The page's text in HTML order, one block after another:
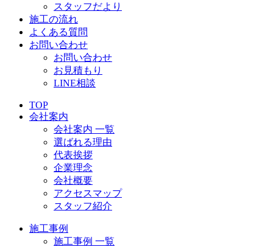
スタッフだより
施工の流れ
よくある質問
お問い合わせ
お問い合わせ
お見積もり
LINE相談
TOP
会社案内
会社案内 一覧
選ばれる理由
代表挨拶
企業理念
会社概要
アクセスマップ
スタッフ紹介
施工事例
施工事例 一覧